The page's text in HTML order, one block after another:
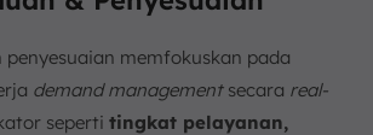
penyesuaian memfokuskan pada
demand managementsecara real-
seperti tingkat pelayanan,